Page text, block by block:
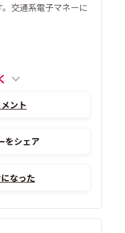
交通系電子マネーに
ント
をシェア
なった